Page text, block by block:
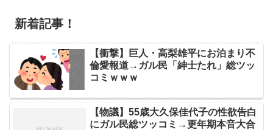
新着記事！
【衝撃】巨人・高梨雄平にお泊まり不
倫愛報道→ガル民「紳士たれ」総ツッ
コミｗｗｗ
【物議】55歳大久保佳代子の性欲告白
にガル民総ツッコミ→更年期本音大合